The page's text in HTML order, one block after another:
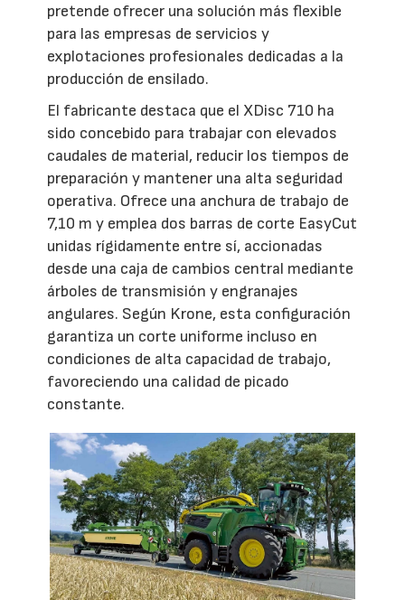
pretende ofrecer una solución más flexible
para las empresas de servicios y
explotaciones profesionales dedicadas a la
producción de ensilado.
El fabricante destaca que el XDisc 710 ha
sido concebido para trabajar con elevados
caudales de material, reducir los tiempos de
preparación y mantener una alta seguridad
operativa. Ofrece una anchura de trabajo de
7,10 m y emplea dos barras de corte EasyCut
unidas rígidamente entre sí, accionadas
desde una caja de cambios central mediante
árboles de transmisión y engranajes
angulares. Según Krone, esta configuración
garantiza un corte uniforme incluso en
condiciones de alta capacidad de trabajo,
favoreciendo una calidad de picado
constante.